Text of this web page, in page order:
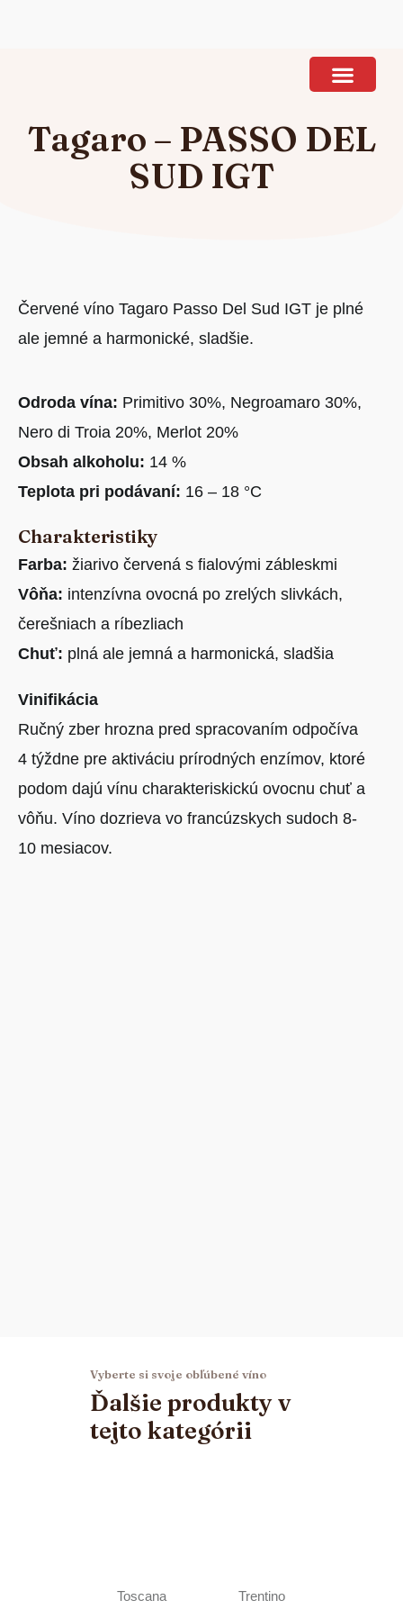
Tagaro – PASSO DEL
SUD IGT
Červené víno Tagaro Passo Del Sud IGT je plné
ale jemné a harmonické, sladšie.
Odroda vína: Primitivo 30%, Negroamaro 30%,
Nero di Troia 20%, Merlot 20%
Obsah alkoholu: 14 %
Teplota pri podávaní: 16 – 18 °C
Charakteristiky
Farba: žiarivo červená s fialovými zábleskmi
Vôňa: intenzívna ovocná po zrelých slivkách,
čerešniach a ríbezliach
Chuť: plná ale jemná a harmonická, sladšia
Vinifikácia
Ručný zber hrozna pred spracovaním odpočíva
4 týždne pre aktiváciu prírodných enzímov, ktoré
podom dajú vínu charakteriskickú ovocnu chuť a
vôňu. Víno dozrieva vo francúzskych sudoch 8-
10 mesiacov.
Vyberte si svoje obľúbené víno
Ďalšie produkty v
tejto kategórii
Toscana Trentino